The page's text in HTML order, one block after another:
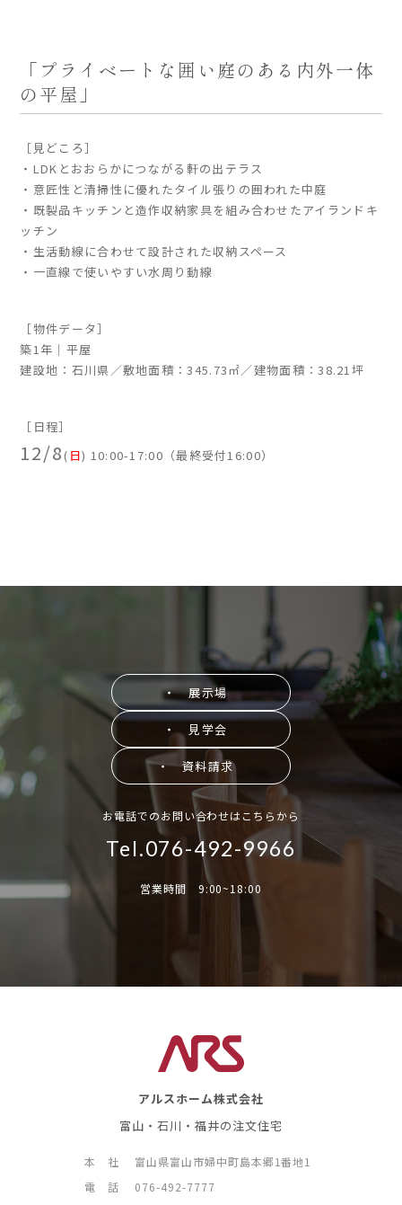
よくあるご質問
企業情報
暮らしの器
「プライベートな囲い庭のある内外一体
の平屋」
［見どころ］
・LDKとおおらかにつながる軒の出テラス
・意匠性と清掃性に優れたタイル張りの囲われた中庭
・既製品キッチンと造作収納家具を組み合わせたアイランドキ
ッチン
・生活動線に合わせて設計された収納スペース
・一直線で使いやすい水周り動線
［物件データ］
築1年｜平屋
建設地：石川県／敷地面積：345.73㎡／建物面積：38.21坪
［日程］
12/8 ( 日) 10:00-17:00（最終受付16:00）
・ 展示場
・ 見学会
・ 資料請求
お電話でのお問い合わせはこちらから
Tel.076-492-9966
営業時間 9:00~18:00
アルスホーム株式会社
富山・石川・福井の注文住宅
本 社
富山県富山市婦中町島本郷1番地1
電 話
076-492-7777